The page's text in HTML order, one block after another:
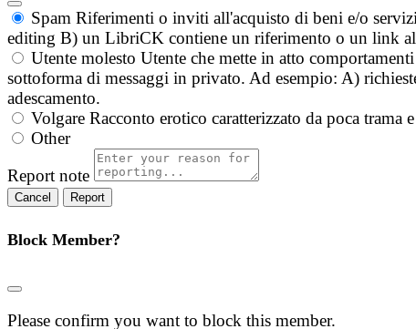
Spam Riferimenti o inviti all'acquisto di beni e/o
editing B) un LibriCK contiene un riferimento o un link
Utente molesto Utente che mette in atto
sottoforma di messaggi in privato. Ad esempio: A)
adescamento.
Volgare Racconto erotico caratterizzato da poca
Other
Report note
Report
Block Member?
Please confirm you want to block this member.